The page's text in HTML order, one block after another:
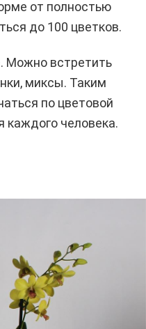
от полностью
до 100 цветков.
Можно встретить
миксы. Таким
по цветовой
каждого человека.